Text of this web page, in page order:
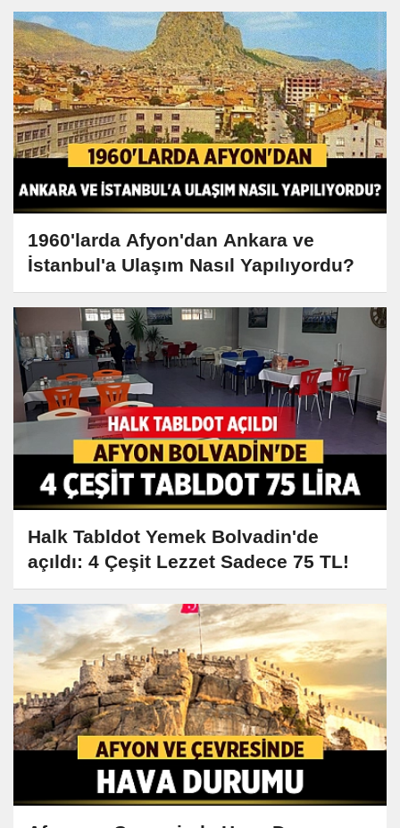
1960'larda Afyon'dan Ankara ve
İstanbul'a Ulaşım Nasıl Yapılıyordu?
Halk Tabldot Yemek Bolvadin'de
açıldı: 4 Çeşit Lezzet Sadece 75 TL!